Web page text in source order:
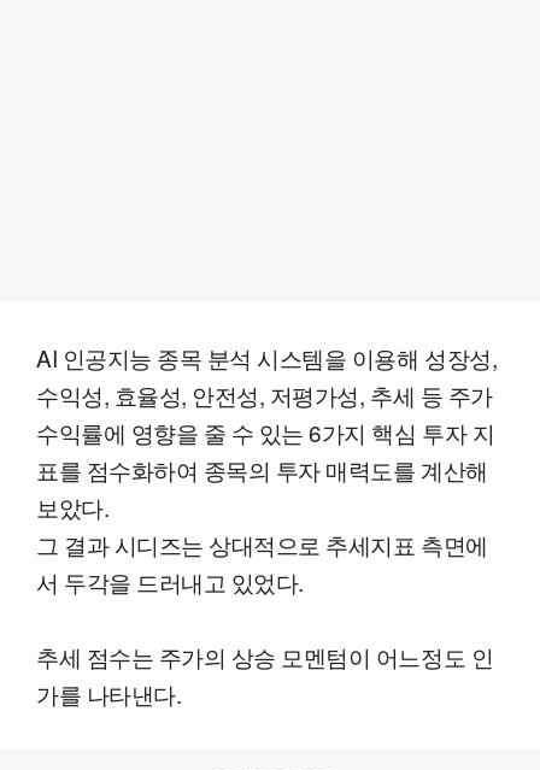
AI 인공지능 종목 분석 시스템을 이용해 성장성,
수익성, 효율성, 안전성, 저평가성, 추세 등 주가
수익률에 영향을 줄 수 있는 6가지 핵심 투자 지
표를 점수화하여 종목의 투자 매력도를 계산해
보았다.
그 결과 시디즈는 상대적으로 추세지표 측면에
서 두각을 드러내고 있었다.
추세 점수는 주가의 상승 모멘텀이 어느정도 인
가를 나타낸다.